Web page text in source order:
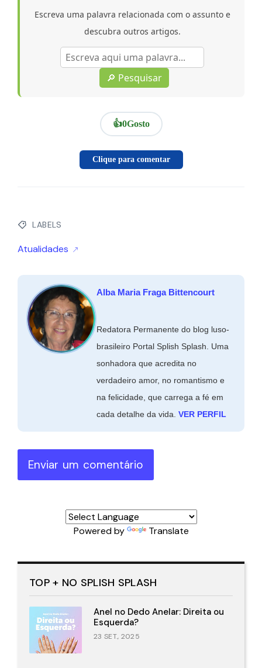
Escreva uma palavra relacionada com o assunto e
descubra outros artigos.
🔎 Pesquisar
👍0Gosto
Clique para comentar
LABELS
Atualidades
Alba Maria Fraga Bittencourt
Redatora Permanente do blog luso-
brasileiro Portal Splish Splash. Uma
sonhadora que acredita no
verdadeiro amor, no romantismo e
na felicidade, que carrega a fé em
cada detalhe da vida. VER PERFIL
Enviar um comentário
Powered by Translate
TOP + NO SPLISH SPLASH
Anel no Dedo Anelar: Direita ou
Esquerda?
23 SET., 2025